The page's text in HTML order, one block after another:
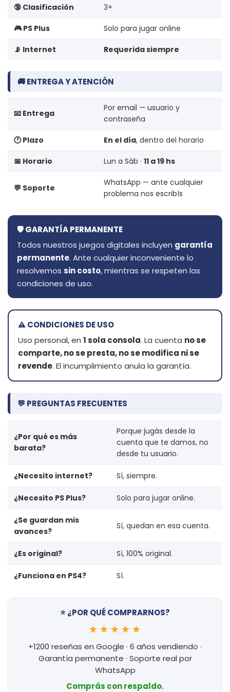
🔞 Clasificación 3+
🎮 PS Plus Solo para jugar online
📡 Internet Requerida siempre
🚚 ENTREGA Y ATENCIÓN
📧 Entrega
Por email — usuario y
contraseña
🕐 Plazo En el día, dentro del horario
📅 Horario Lun a Sáb · 11 a 19 hs
💬 Soporte
WhatsApp — ante cualquier
problema nos escribís
🛡️ GARANTÍA PERMANENTE
Todos nuestros juegos digitales incluyen garantía
permanente. Ante cualquier inconveniente lo
resolvemos sin costo, mientras se respeten las
condiciones de uso.
⚠️ CONDICIONES DE USO
Uso personal, en 1 sola consola. La cuenta no se
comparte, no se presta, no se modifica ni se
revende. El incumplimiento anula la garantía.
💬 PREGUNTAS FRECUENTES
¿Por qué es más
barata?
Porque jugás desde la
cuenta que te damos, no
desde tu usuario.
¿Necesito internet? Sí, siempre.
¿Necesito PS Plus? Solo para jugar online.
¿Se guardan mis
avances?
Sí, quedan en esa cuenta.
¿Es original? Sí, 100% original.
¿Funciona en PS4? Sí.
⭐ ¿POR QUÉ COMPRARNOS?
★★★★★
+1200 reseñas en Google · 6 años vendiendo ·
Garantía permanente · Soporte real por
WhatsApp
Comprás con respaldo.